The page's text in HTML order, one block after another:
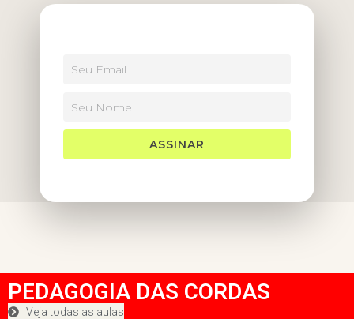
PEDAGOGIA DAS CORDAS
Veja todas as aulas